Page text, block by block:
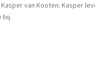
van Kooten: Kasper
bij.